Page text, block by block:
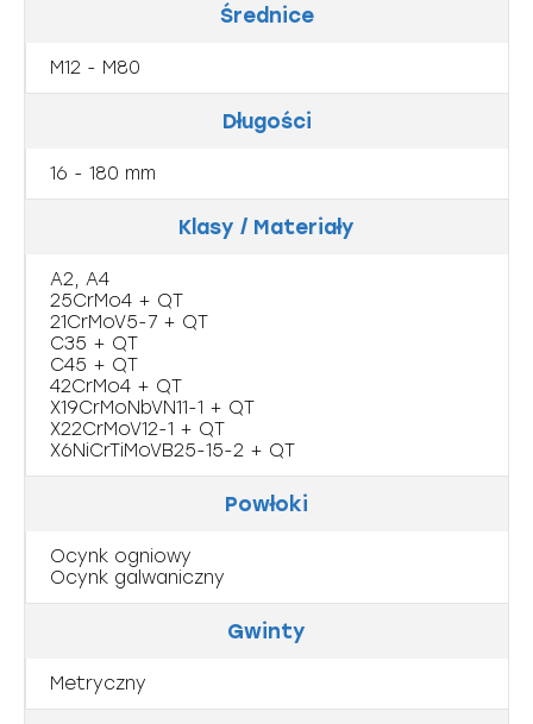
Średnice
M12 - M80
Długości
16 - 180 mm
Klasy / Materiały
A2, A4
25CrMo4 + QT
21CrMoV5-7 + QT
C35 + QT
C45 + QT
42CrMo4 + QT
X19CrMoNbVN11-1 + QT
X22CrMoV12-1 + QT
X6NiCrTiMoVB25-15-2 + QT
Powłoki
Ocynk ogniowy
Ocynk galwaniczny
Gwinty
Metryczny